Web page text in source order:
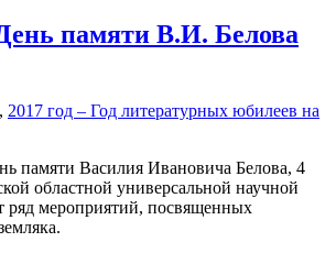
памяти В.И. Белова
, 2017 год – Год литературных юбилеев на
памяти Василия Ивановича Белова, 4
областной универсальной научной
ряд мероприятий, посвященных